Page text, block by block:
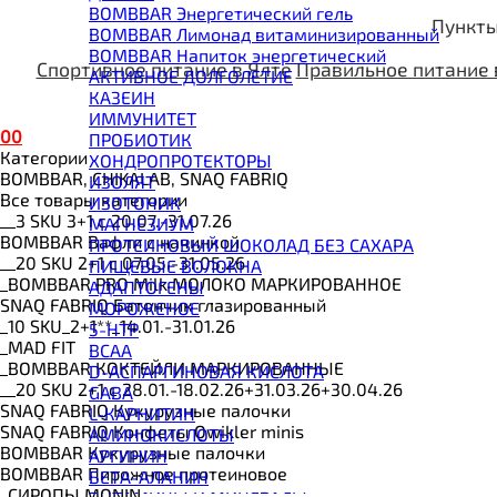
BOMBBAR Энергетический гель
BOMBBAR Лимонад витаминизированный
BOMBBAR Напиток энергетический
АКТИВНОЕ ДОЛГОЛЕТИЕ
КАЗЕИН
ИММУНИТЕТ
ПРОБИОТИК
ХОНДРОПРОТЕКТОРЫ
ИЗОЛЯТ
ИЗОТОНИК
МАГНЕЗИУМ
ПРОТЕИНОВЫЙ ШОКОЛАД БЕЗ САХАРА
ПИЩЕВЫЕ ВОЛОКНА
АДАПТОГЕНЫ
МОРОЖЕНОЕ
5-HTP
BCAA
D-АСПАРГИНОВАЯ КИСЛОТА
GABA
L-КАРНИТИН
АМИНОКИСЛОТЫ
АРГИНИН
БЕТА-АЛАНИН
Спортивное питание в ЯлтеПравильное питание
00
Категории
BOMBBAR, CHIKALAB, SNAQ FABRIQ
Все товары категории
__3 SKU 3+1 с 20.07.-31.07.26
BOMBBAR Вафли с начинкой
__20 SKU 2+1 с 07.05.-31.05.26
_BOMBBAR PRO Milk МОЛОКО МАРКИРОВАННОЕ
SNAQ FABRIQ Батончик глазированный
_10 SKU_2+1**_14.01.-31.01.26
_MAD FIT
_BOMBBAR КОКТЕЙЛИ МАРКИРОВАННЫЕ
__20 SKU 2+1 с 28.01.-18.02.26+31.03.26+30.04.26
SNAQ FABRIQ Кукурузные палочки
SNAQ FABRIQ Конфеты Qwikler minis
BOMBBAR Кукурузные палочки
BOMBBAR Пирожное протеиновое